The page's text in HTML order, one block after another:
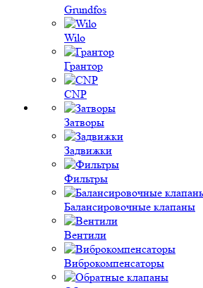
Grundfos
Wilo
Грантор
CNP
Затворы
Задвижки
Фильтры
Балансировочные клапаны
Вентили
Виброкомпенсаторы